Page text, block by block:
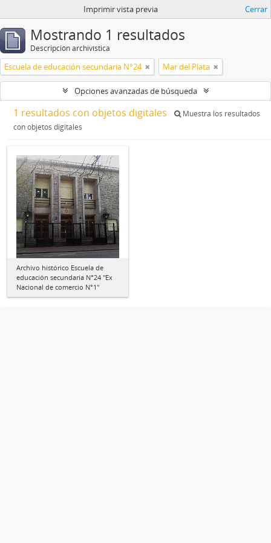
Imprimir vista previa Cerrar
Mostrando 1 resultados
Descripción archivística
Escuela de educación secundaria N°24 Mar del Plata
Opciones avanzadas de búsqueda
1 resultados con objetos digitales
Muestra los resultados
con objetos digitales
Archivo histórico Escuela de
educación secundaria N°24 "Ex
Nacional de comercio N°1"